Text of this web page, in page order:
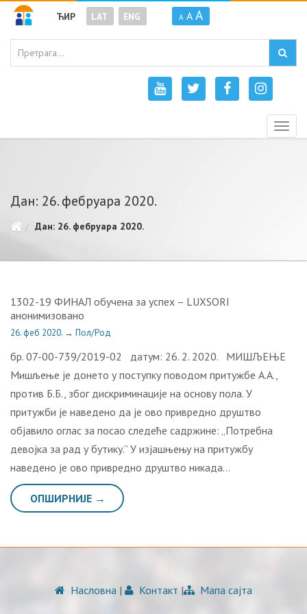
ЋИР LAT ENG A A A
Дан: 26. фебруара 2020.
Дан: 26. фебруара 2020.
1302-19 ФИНАЛ обучена за успех – LUXSORI
анонимизовано
26. феб 2020. → Пол/Род
бр. 07-00-739/2019-02 датум: 26. 2. 2020. МИШЉЕЊЕ
Мишљење је донето у поступку поводом притужбе А.А.,
против Б.Б., због дискриминације на основу пола. У
притужби је наведено да је ово привредно друштво
објавило оглас за посао следеће садржине: „Потребна
девојка за рад у бутику.” У изјашњењу на притужбу
наведено је ово привредно друштво никада…
ОПШИРНИЈЕ →
Насловна | Контакт | Мапа сајта